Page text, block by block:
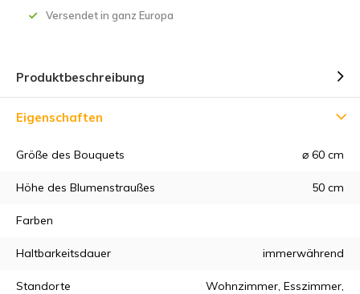
Versendet in ganz Europa
Produktbeschreibung
Eigenschaften
Größe des Bouquets ⌀ 60 cm
Höhe des Blumenstraußes 50 cm
Farben
Haltbarkeitsdauer immerwährend
Standorte
Wohnzimmer, Esszimmer,
Melden Sie sich für unseren Newsletter an, um über unsere
erhalten Sie
auf Ihren ersten Einkauf 😀 .